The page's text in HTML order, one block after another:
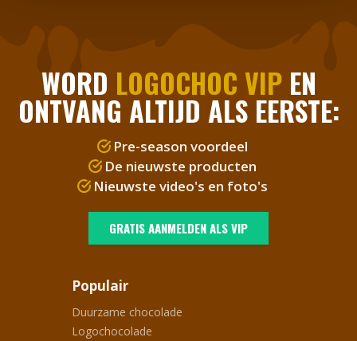
WORD LOGOCHOC VIPEN
ONTVANG ALTIJD ALS EERSTE:
Pre-season voordeel
De nieuwste producten
Nieuwste video's en foto's
GRATIS AANMELDEN ALS VIP
Populair
Duurzame chocolade
Logochocolade